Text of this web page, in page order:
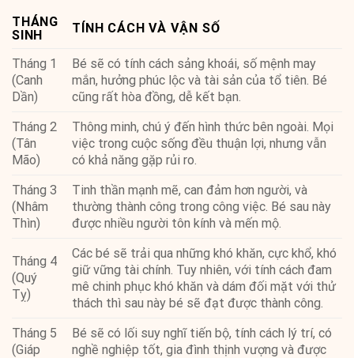
THÁNG
SINH
TÍNH CÁCH VÀ VẬN SỐ
Tháng 1
(Canh
Dần)
Bé sẽ có tính cách sảng khoái, số mệnh may
mắn, hưởng phúc lộc và tài sản của tổ tiên. Bé
cũng rất hòa đồng, dễ kết bạn.
Tháng 2
(Tân
Mão)
Thông minh, chú ý đến hình thức bên ngoài. Mọi
việc trong cuộc sống đều thuận lợi, nhưng vẫn
có khả năng gặp rủi ro.
Tháng 3
(Nhâm
Thìn)
Tinh thần mạnh mẽ, can đảm hơn người, và
thường thành công trong công việc. Bé sau này
được nhiều người tôn kính và mến mộ.
Tháng 4
(Quý
Tỵ)
Các bé sẽ trải qua những khó khăn, cực khổ, khó
giữ vững tài chính. Tuy nhiên, với tính cách đam
mê chinh phục khó khăn và dám đối mặt với thử
thách thì sau này bé sẽ đạt được thành công.
Tháng 5
(Giáp
Bé sẽ có lối suy nghĩ tiến bộ, tính cách lý trí, có
nghề nghiệp tốt, gia đình thịnh vượng và được